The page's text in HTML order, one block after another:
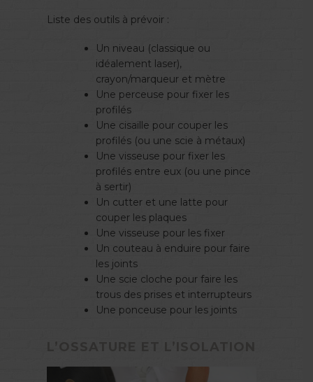
Liste des outils à prévoir :
Un niveau (classique ou
idéalement laser),
crayon/marqueur et mètre
Une perceuse pour fixer les
profilés
Une cisaille pour couper les
profilés (ou une scie à métaux)
Une visseuse pour fixer les
profilés entre eux (ou une pince
à sertir)
Un cutter et une latte pour
couper les plaques
Une visseuse pour les fixer
Un couteau à enduire pour faire
les joints
Une scie cloche pour faire les
trous des prises et interrupteurs
Une ponceuse pour les joints